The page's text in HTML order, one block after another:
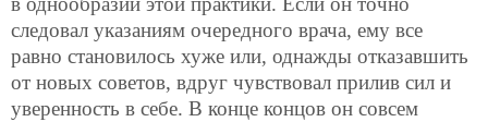
следовал указаниям очередного врача, ему все
равно становилось хуже или, однажды отказавшить
от новых советов, вдруг чувствовал прилив сил и
уверенность в себе. В конце концов он совсем